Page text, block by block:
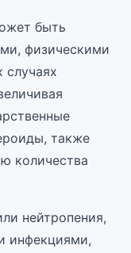
быть
физическими
случаях
также
количества
нейтропения,
инфекциями,